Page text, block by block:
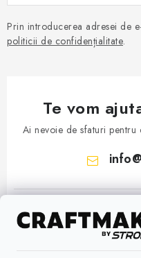
Prin introducerea adresei de
politicii de confidențialitate.
Te vom
Ai nevoie de sfaturi pentru
info